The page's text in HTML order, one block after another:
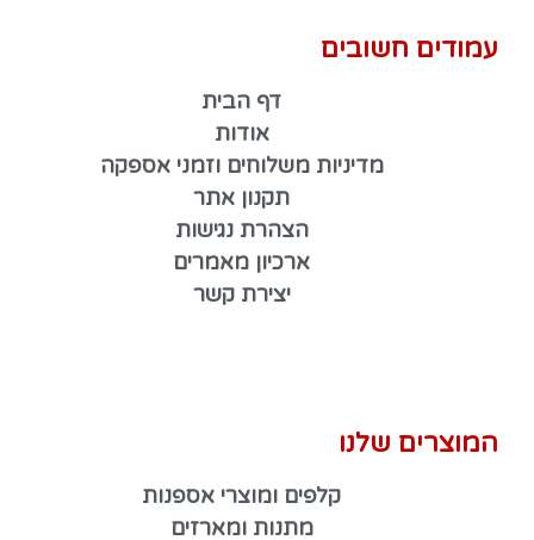
עמודים חשובים
דף הבית
אודות
מדיניות משלוחים וזמני אספקה
תקנון אתר
הצהרת נגישות
ארכיון מאמרים
יצירת קשר
המוצרים שלנו
קלפים ומוצרי אספנות
מתנות ומארזים